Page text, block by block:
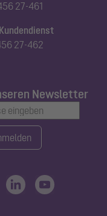
27-461
27-462
Newsletter